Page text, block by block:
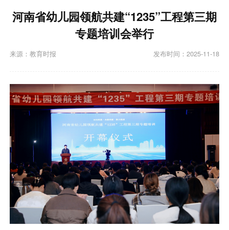
河南省幼儿园领航共建“1235”工程第三期
专题培训会举行
发布时间：2025-11-18
来源：教育时报